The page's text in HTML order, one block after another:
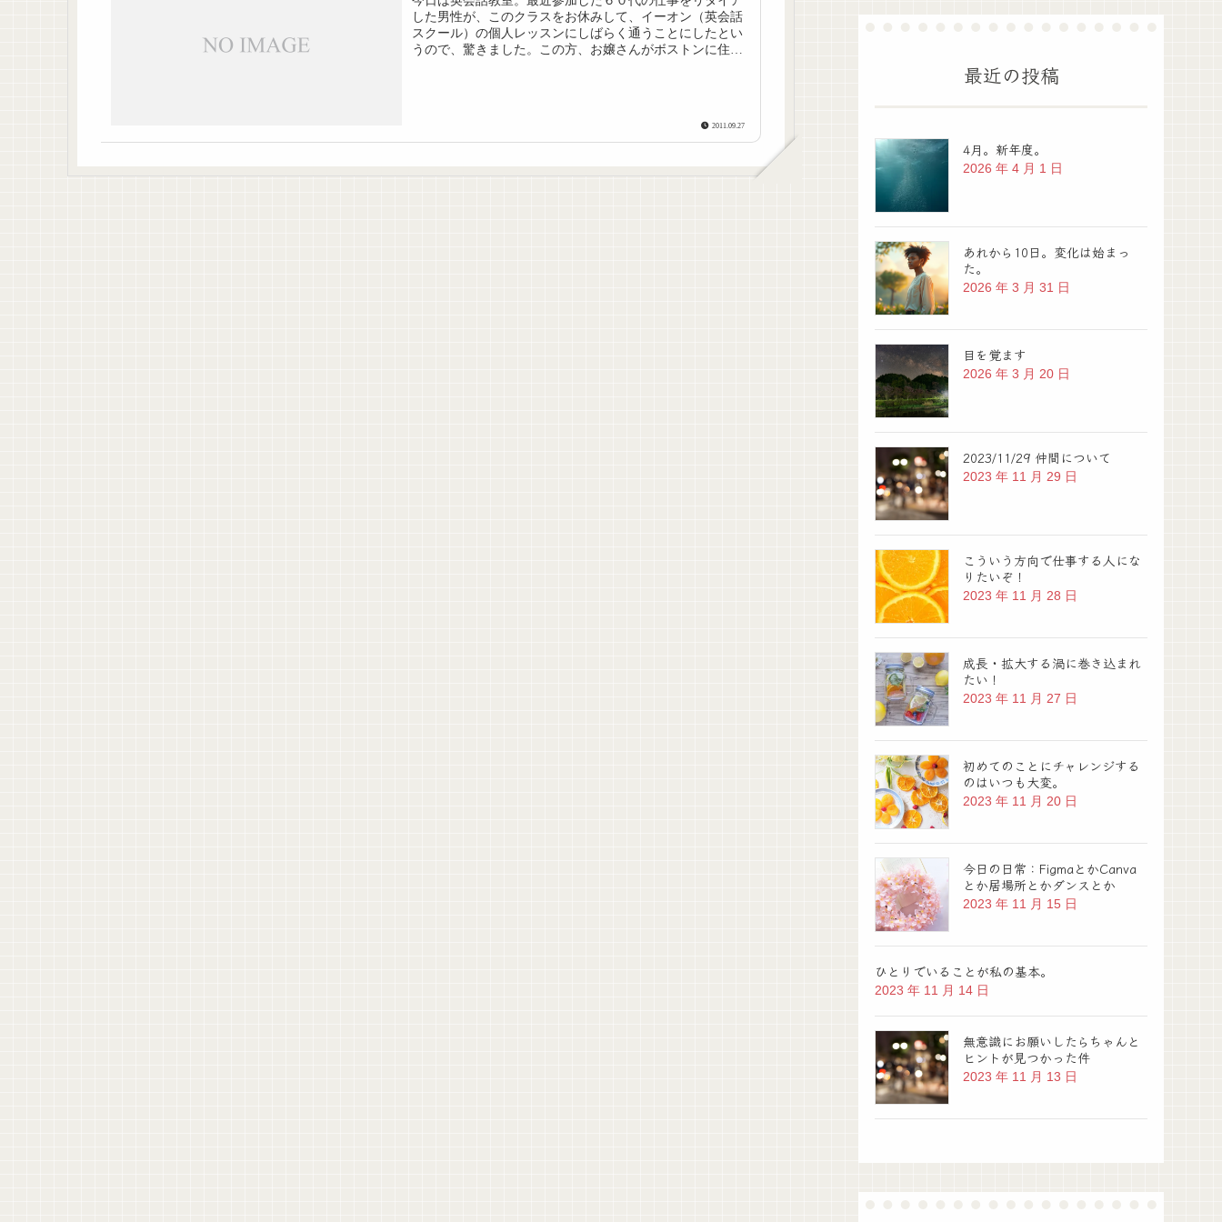
した男性が、このクラスをお休みして、イーオン（英会話
スクール）の個人レッスンにしばらく通うことにしたとい
うので、驚きました。この方、お嬢さんがボストンに住ん
2011.09.27
最近の投稿
4月。新年度。
2026 年 4 月 1 日
あれから10日。変化は始まっ
た。
2026 年 3 月 31 日
目を覚ます
2026 年 3 月 20 日
2023/11/29 仲間について
2023 年 11 月 29 日
こういう方向で仕事する人にな
りたいぞ！
2023 年 11 月 28 日
成長・拡大する渦に巻き込まれ
たい！
2023 年 11 月 27 日
初めてのことにチャレンジする
のはいつも大変。
2023 年 11 月 20 日
今日の日常：FigmaとかCanva
とか居場所とかダンスとか
2023 年 11 月 15 日
ひとりでいることが私の基本。
2023 年 11 月 14 日
無意識にお願いしたらちゃんと
ヒントが見つかった件
2023 年 11 月 13 日